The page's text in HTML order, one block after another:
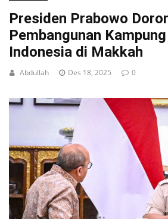
Presiden Prabowo
Pembangunan
Indonesia di Makkah
Abdullah Des 18, 2025 0